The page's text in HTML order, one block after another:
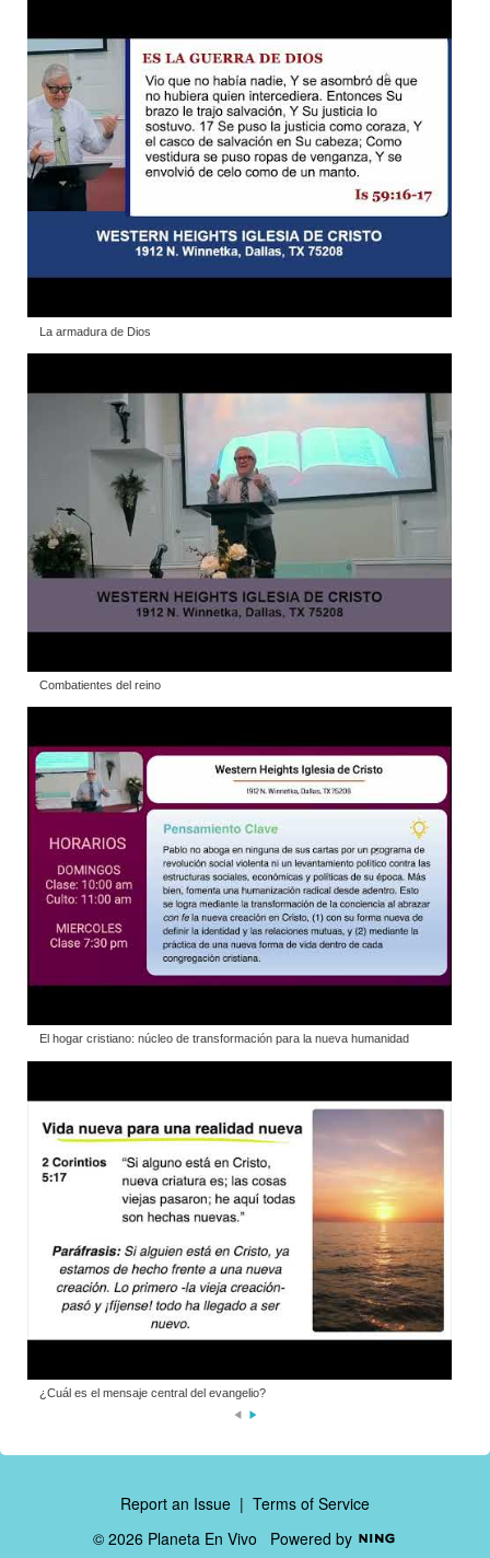
La armadura de Dios
Combatientes del reino
El hogar cristiano: núcleo de transformación para la nueva humanidad
¿Cuál es el mensaje central del evangelio?
Report an Issue | Terms of Service
© 2026 Planeta En Vivo Powered by